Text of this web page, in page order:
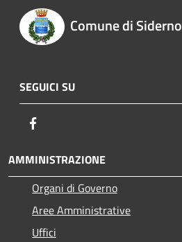
Comune di Siderno
SEGUICI SU
AMMINISTRAZIONE
Organi di Governo
Aree Amministrative
Uffici